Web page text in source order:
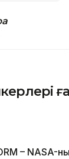
– NASA-